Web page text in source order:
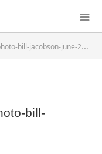
bill-jacobson-june-2016
bill-